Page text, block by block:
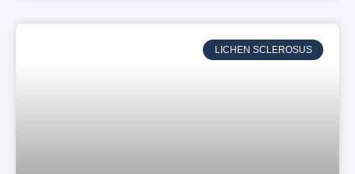
LICHEN SCLEROSUS